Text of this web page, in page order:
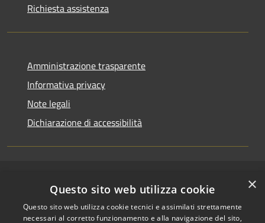
Richiesta assistenza
Amministrazione trasparente
Informativa privacy
Note legali
Dichiarazione di accessibilità
Accessibilità
Privacy
Copyright © 2026 • Comune di
Riccione • Powered by
Municipium•Accesso
×
Questo sito web utilizza cookie
Questo sito web utilizza cookie tecnici e assimilati strettamente
necessari al corretto funzionamento e alla navigazione del sito,